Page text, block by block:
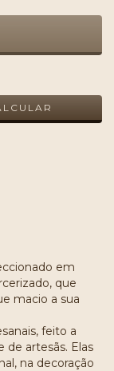
em
que
macio a sua
feito a
de artesãs. Elas
na decoração